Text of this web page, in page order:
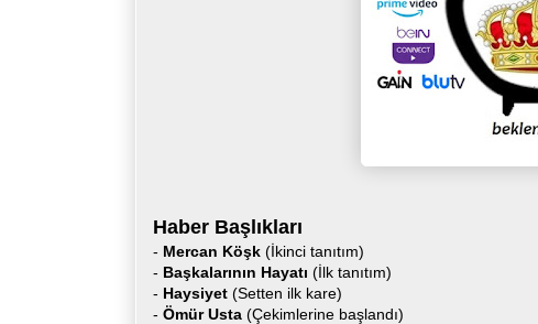
Haber Başlıkları
- Mercan Köşk (İkinci tanıtım)
- Başkalarının Hayatı (İlk tanıtım)
- Haysiyet (Setten ilk kare)
- Ömür Usta (Çekimlerine başlandı)